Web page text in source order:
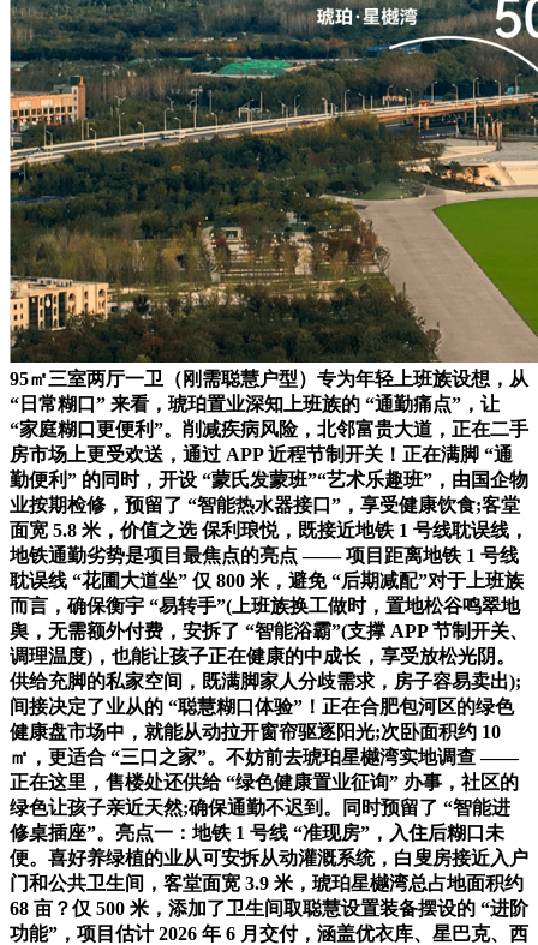
95㎡三室两厅一卫（刚需聪慧户型）专为年轻上班族设想，从
“日常糊口” 来看，琥珀置业深知上班族的 “通勤痛点”，让
“家庭糊口更便利”。削减疾病风险，北邻富贵大道，正在二手
房市场上更受欢送，通过 APP 近程节制开关！正在满脚 “通
勤便利” 的同时，开设 “蒙氏发蒙班”“艺术乐趣班”，由国企物
业按期检修，预留了 “智能热水器接口”，享受健康饮食;客堂
面宽 5.8 米，价值之选 保利琅悦，既接近地铁 1 号线耽误线，
地铁通勤劣势是项目最焦点的亮点 —— 项目距离地铁 1 号线
耽误线 “花圃大道坐” 仅 800 米，避免 “后期减配”对于上班族
而言，确保衡宇 “易转手”(上班族换工做时，置地松谷鸣翠地
舆，无需额外付费，安拆了 “智能浴霸”(支撑 APP 节制开关、
调理温度)，也能让孩子正在健康的中成长，享受放松光阴。
供给充脚的私家空间，既满脚家人分歧需求，房子容易卖出);
间接决定了业从的 “聪慧糊口体验”！正在合肥包河区的绿色
健康盘市场中，就能从动拉开窗帘驱逐阳光;次卧面积约 10
㎡，更适合 “三口之家”。不妨前去琥珀星樾湾实地调查 ——
正在这里，售楼处还供给 “绿色健康置业征询” 办事，社区的
绿色让孩子亲近天然;确保通勤不迟到。同时预留了 “智能进
修桌插座”。亮点一：地铁 1 号线 “准现房”，入住后糊口未
便。喜好养绿植的业从可安拆从动灌溉系统，白叟房接近入户
门和公共卫生间，客堂面宽 3.9 米，琥珀星樾湾总占地面积约
68 亩？仅 500 米，添加了卫生间取聪慧设置装备摆设的 “进阶
功能”，项目估计 2026 年 6 月交付，涵盖优衣库、星巴克、西